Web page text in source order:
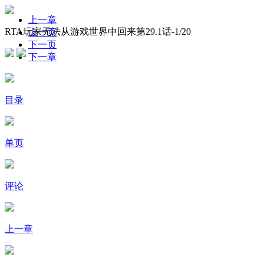
RTA玩家无法从游戏世界中回来第29.1话-1/20
上一章
上一页
下一页
下一章
目录
单页
评论
上一章